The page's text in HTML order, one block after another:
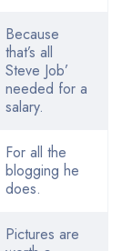
Because
that’s all
Steve Job’
needed for a
salary.
For all the
blogging he
does.
Pictures are